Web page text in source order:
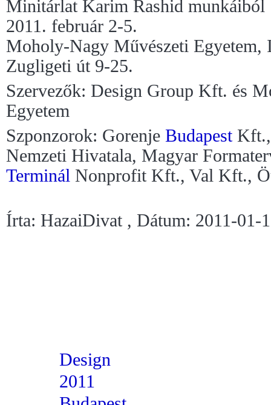
Minitárlat Karim Rashid munkáiból
2011. február 2-5.
Moholy-Nagy Művészeti Egyetem,
Zugligeti út 9-25.
Szervezők: Design Group Kft. és
Egyetem
Szponzorok: Gorenje BudapestKft.,
Nemzeti Hivatala, Magyar
Terminál Nonprofit Kft., Val Kft.,
Írta: HazaiDivat , Dátum: 2011-01-
Design
2011